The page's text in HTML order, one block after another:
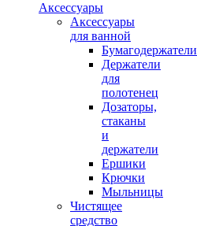
Аксессуары
Аксессуары
для ванной
Бумагодержатели
Держатели
для
полотенец
Дозаторы,
стаканы
и
держатели
Ершики
Крючки
Мыльницы
Чистящее
средство